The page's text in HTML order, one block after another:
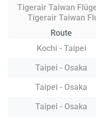
Tigerair Taiwan
Tigerair Taiwan
Route
Kochi - Taipei
Taipei - Osaka
Taipei - Osaka
Taipei - Osaka